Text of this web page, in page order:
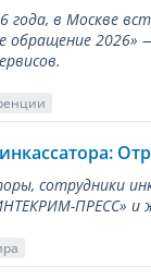
года, в Москве
обращение
сотрудники
ПРЕСС» и